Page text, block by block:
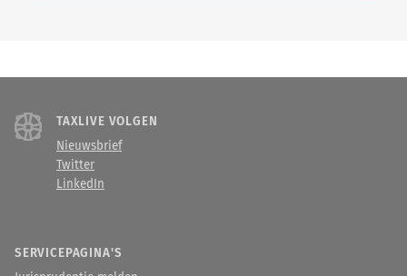
TAXLIVE VOLGEN
Nieuwsbrief
Twitter
LinkedIn
SERVICEPAGINA'S